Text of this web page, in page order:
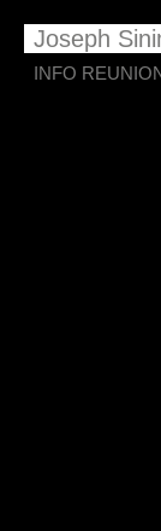
Joseph
INFO